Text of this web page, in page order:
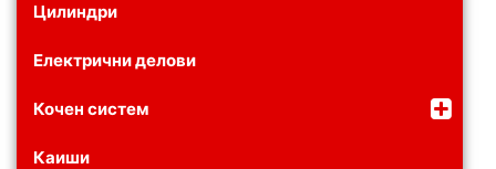
Цилиндри
Електрични делови
Кочен систем
Каиши